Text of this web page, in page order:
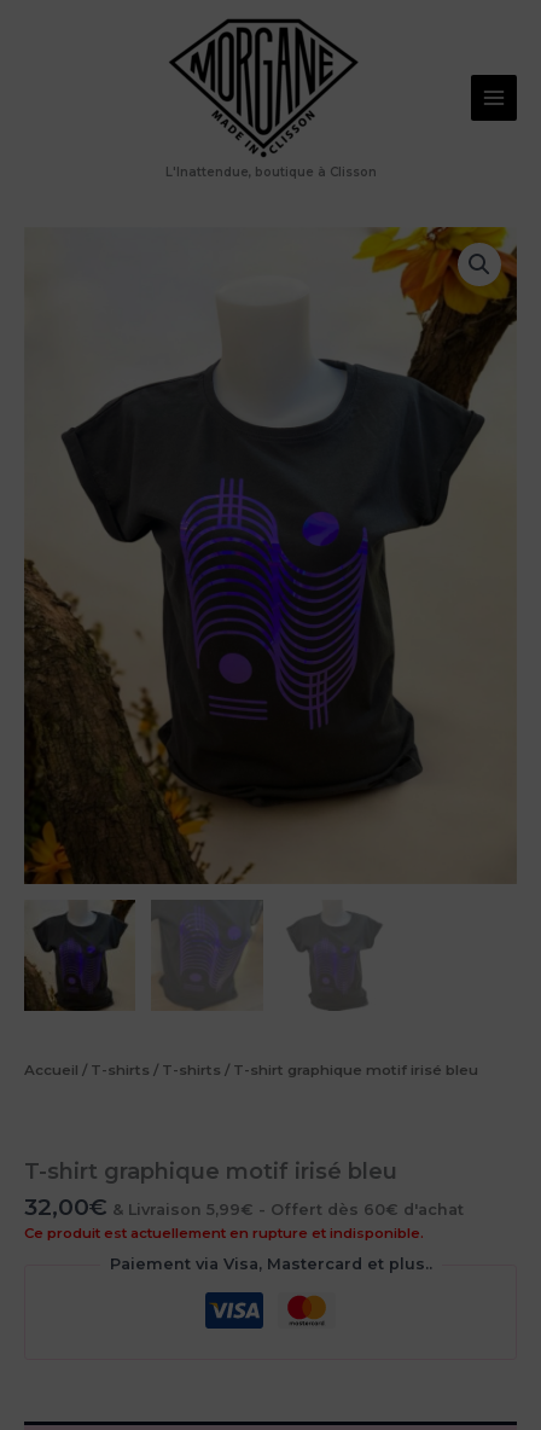
L'Inattendue, boutique à Clisson
Accueil / T-shirts / T-shirts / T-shirt graphique motif irisé bleu
T-shirt graphique motif irisé bleu
32,00€ & Livraison 5,99€ - Offert dès 60€ d'achat
Ce produit est actuellement en rupture et indisponible.
Paiement via Visa, Mastercard et plus..